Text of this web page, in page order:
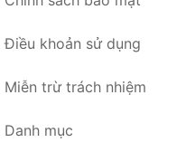
Điều khoản sử dụng
Miễn trừ trách nhiệm
Danh mục